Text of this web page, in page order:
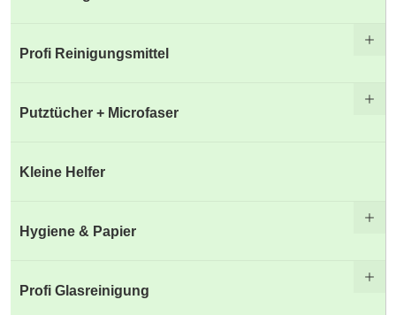
Profi Reinigungsmittel
Putztücher + Microfaser
Kleine Helfer
Hygiene & Papier
Profi Glasreinigung